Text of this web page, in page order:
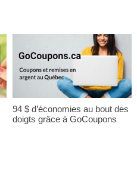
94 $ d’économies au bout des
doigts grâce à GoCoupons